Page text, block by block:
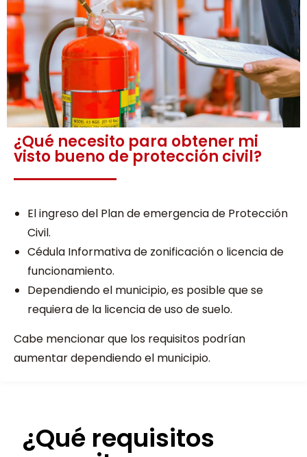
¿Qué necesito para obtener mi
visto bueno de protección civil?
El ingreso del Plan de emergencia de Protección
Civil.
Cédula Informativa de zonificación o licencia de
funcionamiento.
Dependiendo el municipio, es posible que se
requiera de la licencia de uso de suelo.
Cabe mencionar que los requisitos podrían
aumentar dependiendo el municipio.
¿Qué requisitos